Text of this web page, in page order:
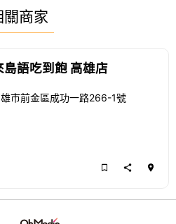
關商家
島語吃到飽 高雄店
市前金區成功一路266-1號